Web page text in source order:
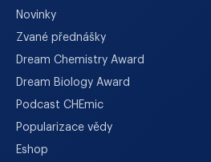
Novinky
Zvané přednášky
Dream Chemistry Award
Dream Biology Award
Podcast CHEmic
Popularizace vědy
Eshop